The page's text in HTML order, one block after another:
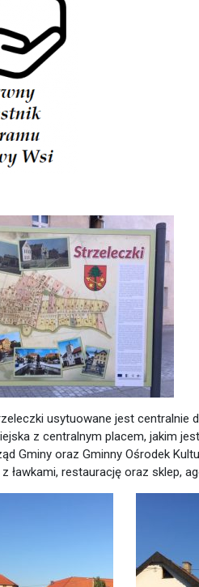
usytuowane jest centralnie
z centralnym placem, jakim
Gminy oraz Gminny Ośrodek
ławkami, restaurację oraz sklep,